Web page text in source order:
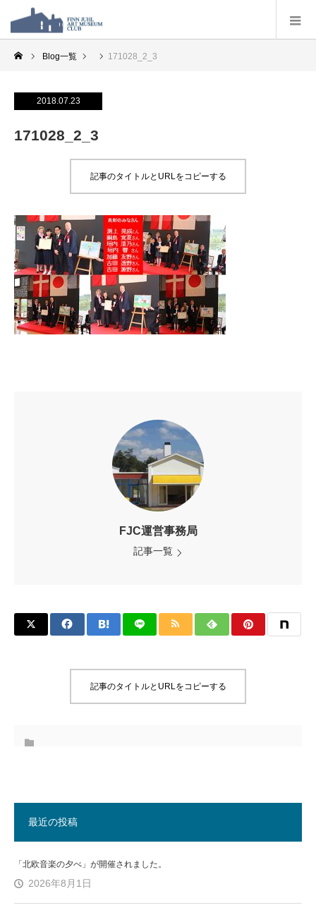
Blog一覧 171028_2_3
2018.07.23
171028_2_3
記事のタイトルとURLをコピーする
FJC運営事務局
記事一覧
記事のタイトルとURLをコピーする
最近の投稿
「北欧音楽の夕べ」が開催されました。
2026年8月1日